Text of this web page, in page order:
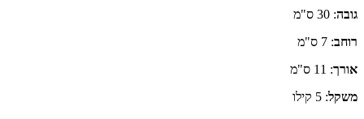
גובה: 30 ס"מ
רוחב: 7 ס"מ
אורך: 11 ס"מ
משקל: 5 קילו